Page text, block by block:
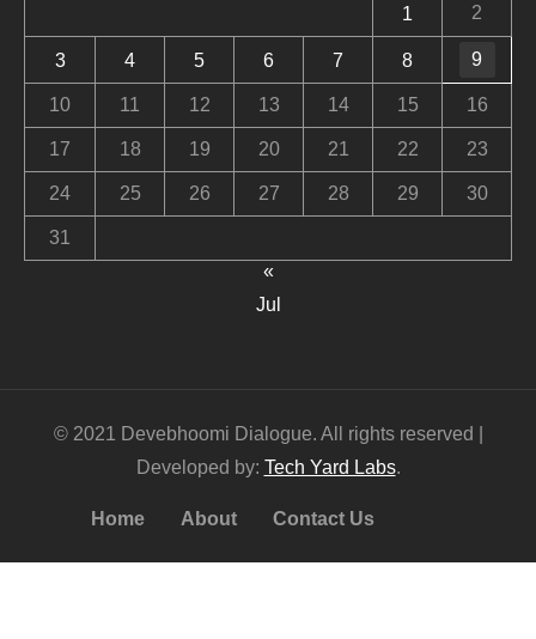
1 2
3 4 5 6 7 8 9
10 11 12 13 14 15 16
17 18 19 20 21 22 23
24 25 26 27 28 29 30
31
«
Jul
© 2021 Devebhoomi Dialogue. All rights reserved |
Developed by: Tech Yard Labs.
Home About Contact Us